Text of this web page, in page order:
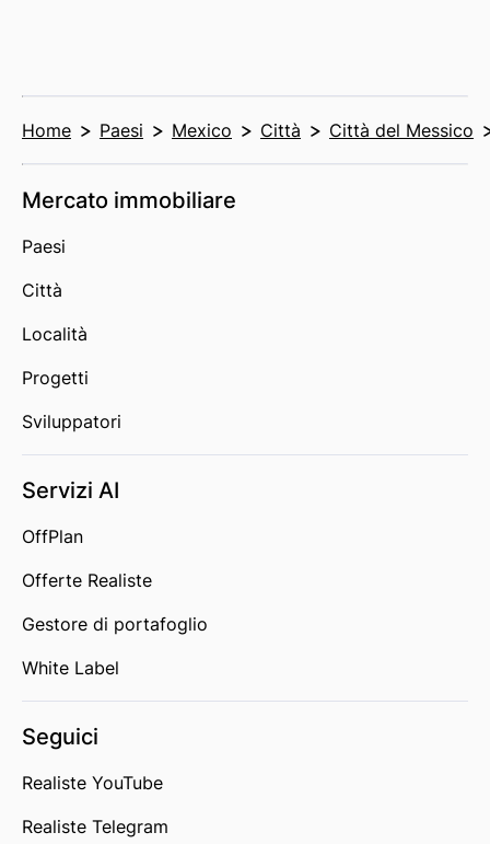
Home Paesi Mexico Città Città del Messico
Mercato immobiliare
Paesi
Città
Località
Progetti
Sviluppatori
Servizi AI
OffPlan
Offerte Realiste
Gestore di portafoglio
White Label
Seguici
Realiste YouTube
Realiste Telegram